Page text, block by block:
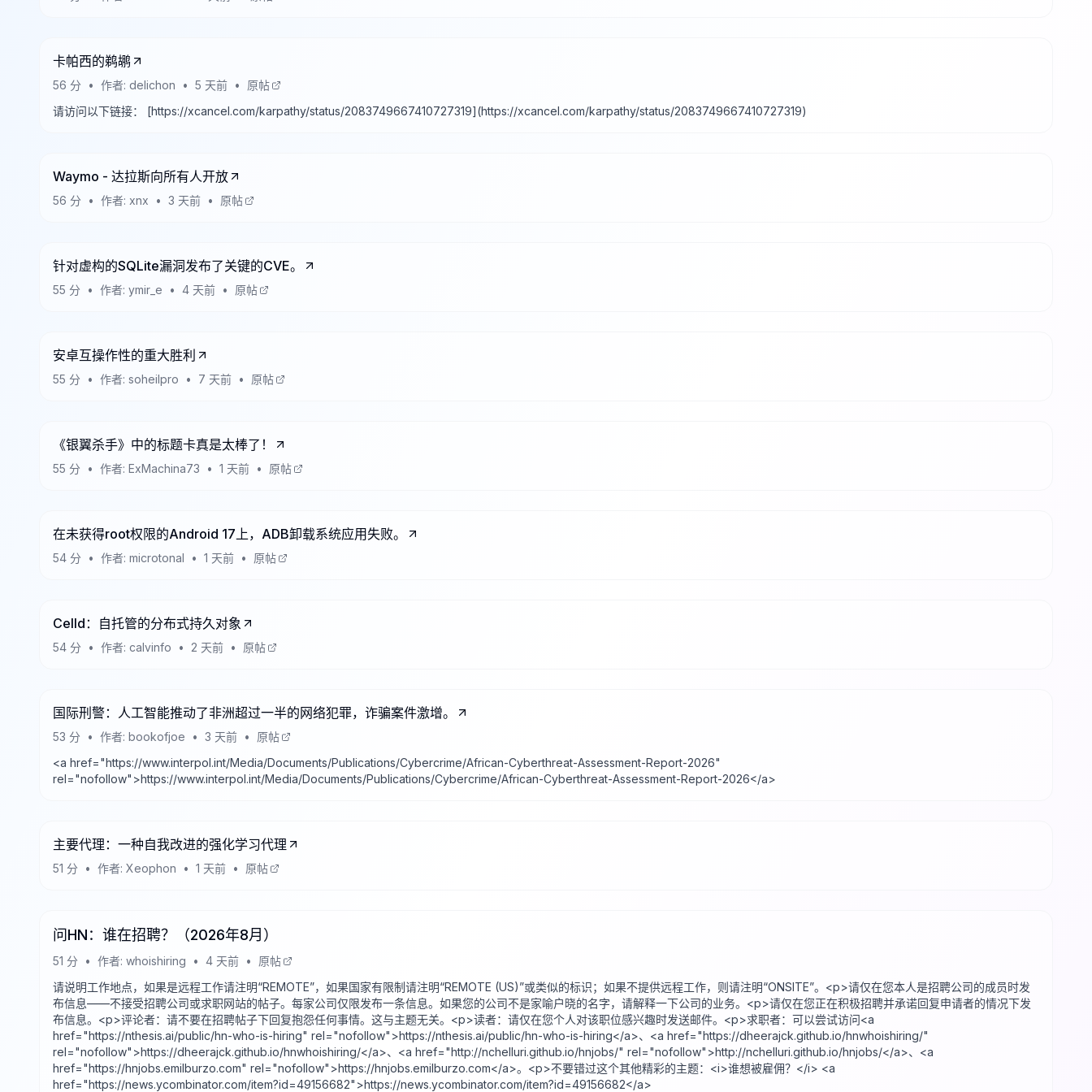
卡帕西的鹈鹕
56 分 • 作者: delichon • 5 天前 •
原帖
请访问以下链接： [https://xcancel.com/karpathy/status/2083749667410727319](https://xcancel.com/karpathy/status/2083749667410727319)
Waymo - 达拉斯向所有人开放
56 分 • 作者: xnx • 3 天前 • 原帖
针对虚构的SQLite漏洞发布了关键的CVE。
55 分 • 作者: ymir_e • 4 天前 • 原帖
安卓互操作性的重大胜利
55 分 • 作者: soheilpro • 7 天前 • 原帖
《银翼杀手》中的标题卡真是太棒了！
55 分 • 作者: ExMachina73 • 1 天前 • 原帖
在未获得root权限的Android 17上，ADB卸载系统应用失败。
54 分 • 作者: microtonal • 1 天前 • 原帖
Celld：自托管的分布式持久对象
54 分 • 作者: calvinfo • 2 天前 • 原帖
国际刑警：人工智能推动了非洲超过一半的网络犯罪，诈骗案件激增。
53 分 • 作者: bookofjoe • 3 天前 •
原帖
<a href="https://www.interpol.int/Media/Documents/Publications/Cybercrime/African-Cyberthreat-Assessment-Report-2026"
rel="nofollow">https://www.interpol.int/Media/Documents/Publications/Cybercrime/African-Cyberthreat-Assessment-Report-2026</a>
主要代理：一种自我改进的强化学习代理
51 分 • 作者: Xeophon • 1 天前 • 原帖
问HN：谁在招聘？（2026年8月）
51 分 • 作者: whoishiring • 4 天前 •
原帖
请说明工作地点，如果是远程工作请注明“REMOTE”，如果国家有限制请注明“REMOTE (US)”或类似的标识；如果不提供远程工作，则请注明“ONSITE”。<p>请仅在您本人是招聘公司的成员时发
布信息——不接受招聘公司或求职网站的帖子。每家公司仅限发布一条信息。如果您的公司不是家喻户晓的名字，请解释一下公司的业务。<p>请仅在您正在积极招聘并承诺回复申请者的情况下发
布信息。<p>评论者：请不要在招聘帖子下回复抱怨任何事情。这与主题无关。<p>读者：请仅在您个人对该职位感兴趣时发送邮件。<p>求职者：可以尝试访问<a
href="https://nthesis.ai/public/hn-who-is-hiring" rel="nofollow">https://nthesis.ai/public/hn-who-is-hiring</a>、<a href="https://dheerajck.github.io/hnwhoishiring/"
rel="nofollow">https://dheerajck.github.io/hnwhoishiring/</a>、<a href="http://nchelluri.github.io/hnjobs/" rel="nofollow">http://nchelluri.github.io/hnjobs/</a>、<a
href="https://hnjobs.emilburzo.com" rel="nofollow">https://hnjobs.emilburzo.com</a>。<p>不要错过这个其他精彩的主题：<i>谁想被雇佣？</i> <a
href="https://news.ycombinator.com/item?id=49156682">https://news.ycombinator.com/item?id=49156682</a>